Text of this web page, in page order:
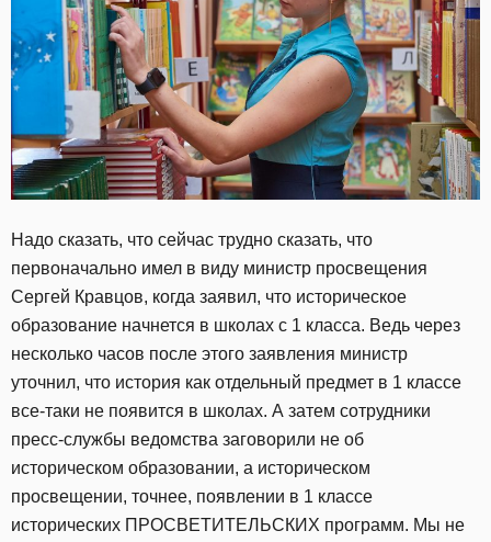
Надо сказать, что сейчас трудно сказать, что
первоначально имел в виду министр просвещения
Сергей Кравцов, когда заявил, что историческое
образование начнется в школах с 1 класса. Ведь через
несколько часов после этого заявления министр
уточнил, что история как отдельный предмет в 1 классе
все-таки не появится в школах. А затем сотрудники
пресс-службы ведомства заговорили не об
историческом образовании, а историческом
просвещении, точнее, появлении в 1 классе
исторических ПРОСВЕТИТЕЛЬСКИХ программ. Мы не